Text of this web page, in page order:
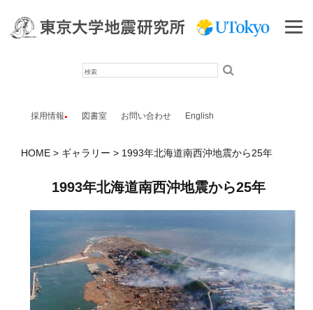
採用情報 図書室 お問い合わせ English
HOME ギャラリー 1993年北海道南西沖地震から25年
1993年北海道南西沖地震から25年